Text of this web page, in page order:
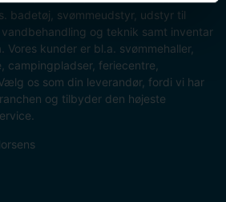
badetøj, svømmeudstyr, udstyr til
og teknik samt inventar
Vores kunder er bl.a. svømmehaller,
campingpladser, feriecentre,
os som din leverandør, fordi vi har
og tilbyder den højeste